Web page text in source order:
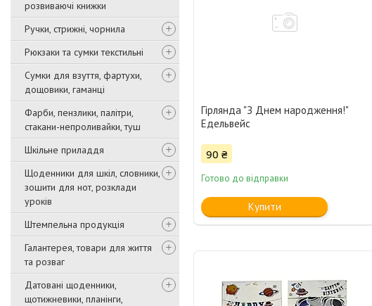
розвиваючі книжки
Ручки, стрижні, чорнила
Рюкзаки та сумки текстильні
Сумки для взуття, фартухи,
дощовики, гаманці
Фарби, пензлики, палітри,
стакани-непроливайки, туш
Шкільне приладдя
Щоденники для шкіл, словники,
зошити для нот, розклади
уроків
Штемпельна продукція
Галантерея, товари для життя
та розваг
Датовані щоденники,
щотижневики, планінги,
Гірлянда "З Днем народження!"
Едельвейс
90 ₴
Готово до відправки
Купити